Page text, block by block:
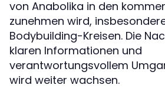
von Anabolika in den
zunehmen wird,
Bodybuilding-Kreisen. Die
klaren Informationen und
verantwortungsvollem
wird weiter wachsen.